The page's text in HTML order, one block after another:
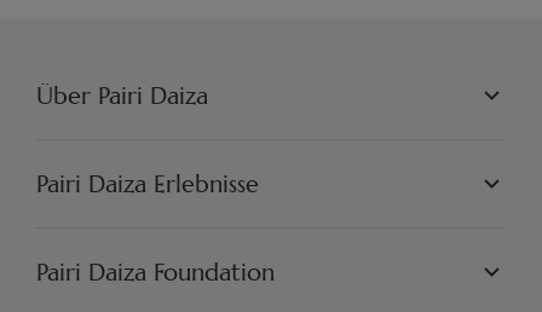
Über Pairi Daiza
PHILOSOPHIE
JOBS
KÜNSTLERISCH
Pairi Daiza Erlebnisse
PAIRI DAIZA ERLEBNISSE
PAIRI DAIZA RESORT
Pairi Daiza Foundation